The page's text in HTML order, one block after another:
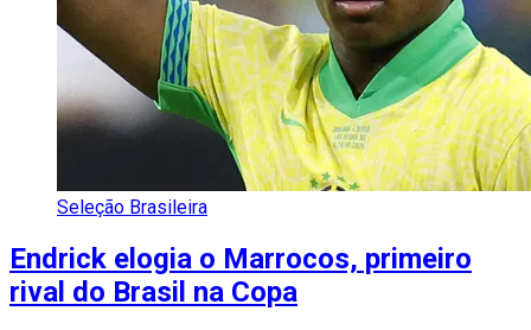
Seleção Brasileira
Endrick elogia o Marrocos, primeiro
rival do Brasil na Copa